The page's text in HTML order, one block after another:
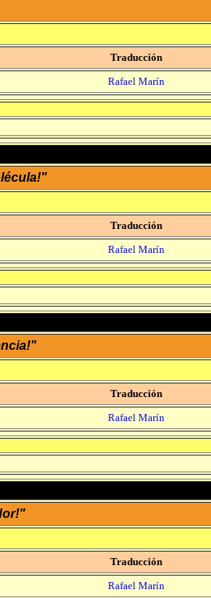
Traducción
Rafael Marín
Traducción
Rafael Marín
Traducción
Rafael Marín
Traducción
Rafael Marín